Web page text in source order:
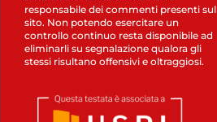
responsabile dei commenti presenti sul
sito. Non potendo esercitare un
controllo continuo resta disponibile ad
eliminarli su segnalazione qualora gli
stessi risultano offensivi e oltraggiosi.